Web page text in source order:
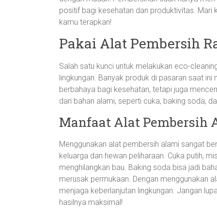
positif bagi kesehatan dan produktivitas.
kamu terapkan!
Pakai Alat Pembersih
Salah satu kunci untuk melakukan eco-
lingkungan. Banyak produk di pasaran saat
berbahaya bagi kesehatan, tetapi juga
dari bahan alami, seperti cuka, baking soda,
Manfaat Alat Pembersih
Menggunakan alat pembersih alami sangat
keluarga dan hewan peliharaan. Cuka putih,
menghilangkan bau. Baking soda bisa jadi
merusak permukaan. Dengan menggunakan
menjaga keberlanjutan lingkungan. Jangan
hasilnya maksimal!